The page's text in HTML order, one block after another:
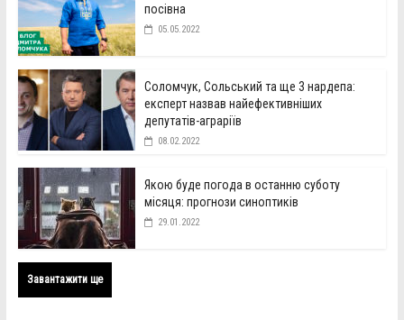
посівна
05.05.2022
Соломчук, Сольський та ще 3 нардепа:
експерт назвав найефективніших
депутатів-аграріїв
08.02.2022
Якою буде погода в останню суботу
місяця: прогнози синоптиків
29.01.2022
Завантажити ще